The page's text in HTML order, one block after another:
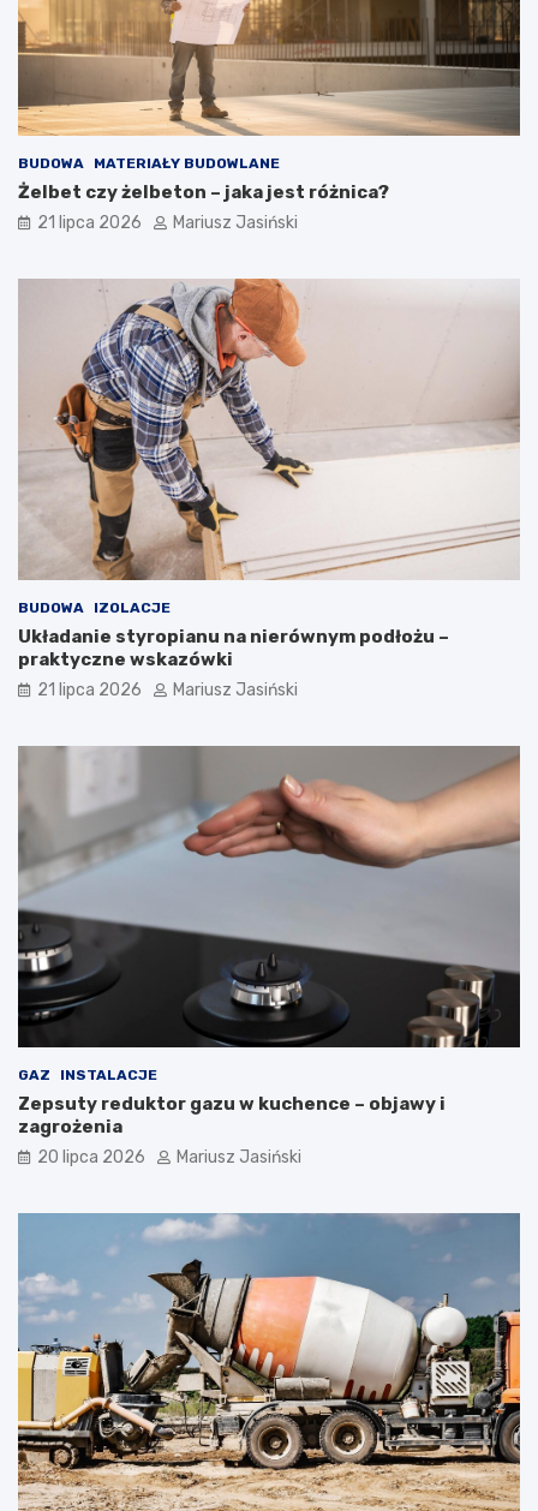
BUDOWA MATERIAŁY BUDOWLANE
Żelbet czy żelbeton – jaka jest różnica?
21 lipca 2026 Mariusz Jasiński
BUDOWA IZOLACJE
Układanie styropianu na nierównym podłożu –
praktyczne wskazówki
21 lipca 2026 Mariusz Jasiński
GAZ INSTALACJE
Zepsuty reduktor gazu w kuchence – objawy i
zagrożenia
20 lipca 2026 Mariusz Jasiński